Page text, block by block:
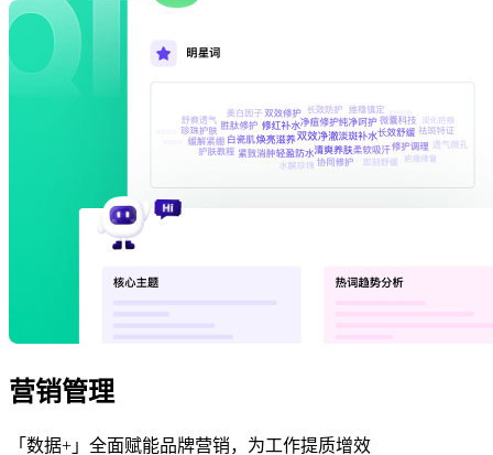
营销管理
「数据+」全面赋能品牌营销，为工作提质增效